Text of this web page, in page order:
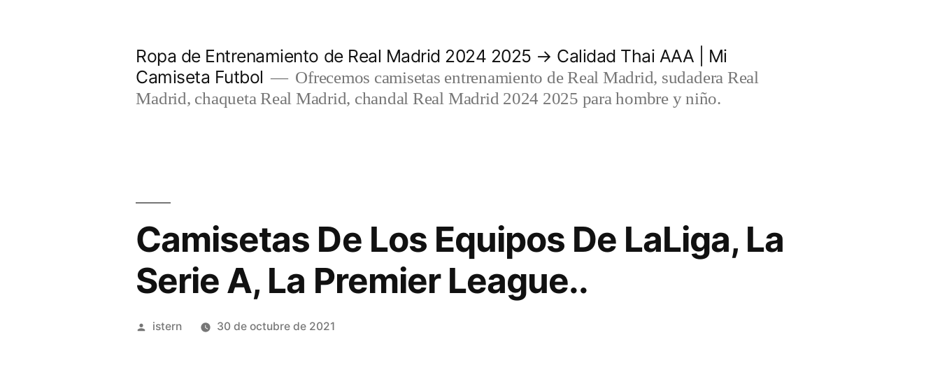
Ropa de Entrenamiento de Real Madrid 2024 2025 → Calidad Thai AAA | Mi
Camiseta Futbol
Ofrecemos camisetas entrenamiento de Real Madrid, sudadera Real
Madrid, chaqueta Real Madrid, chandal Real Madrid 2024 2025 para hombre y niño.
Camisetas De Los Equipos De LaLiga, La
Serie A, La Premier League..
Publicado
istern 30 de octubre de 2021